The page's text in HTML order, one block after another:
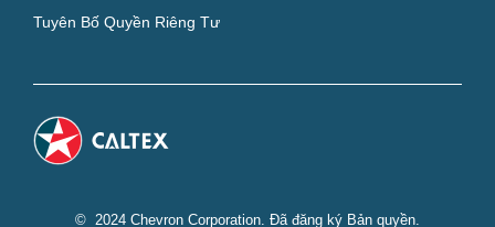
Tuyên Bố Quyền Riêng Tư
© 2024 Chevron Corporation. Đã đăng ký Bản quyền.